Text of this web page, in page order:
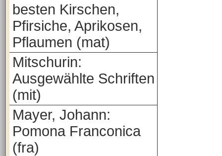
besten Kirschen,
Pfirsiche, Aprikosen,
Pflaumen (mat)
Mitschurin:
Ausgewählte Schriften
(mit)
Mayer, Johann:
Pomona Franconica
(fra)